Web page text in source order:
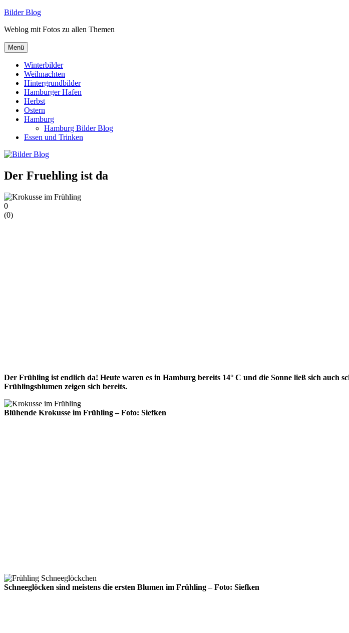
Zum
springen
Bilder Blog
Weblog mit Fotos zu allen Themen
Menü
Winterbilder
Weihnachten
Hintergrundbilder
Hamburger Hafen
Herbst
Ostern
Hamburg
Hamburg Bilder Blog
Essen und Trinken
Der Fruehling ist da
0
(0)
Der Frühling ist endlich da! Heute waren es in Hamburg bereits 14° C und die Sonne ließ sich
Frühlingsblumen zeigen sich bereits.
Blühende Krokusse im Frühling – Foto: Siefken
Schneeglöcken sind meistens die ersten Blumen im Frühling – Foto: Siefken